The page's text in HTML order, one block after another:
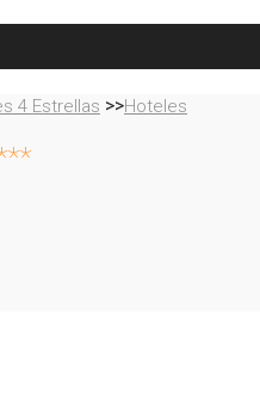
4 Estrellas >>Hoteles